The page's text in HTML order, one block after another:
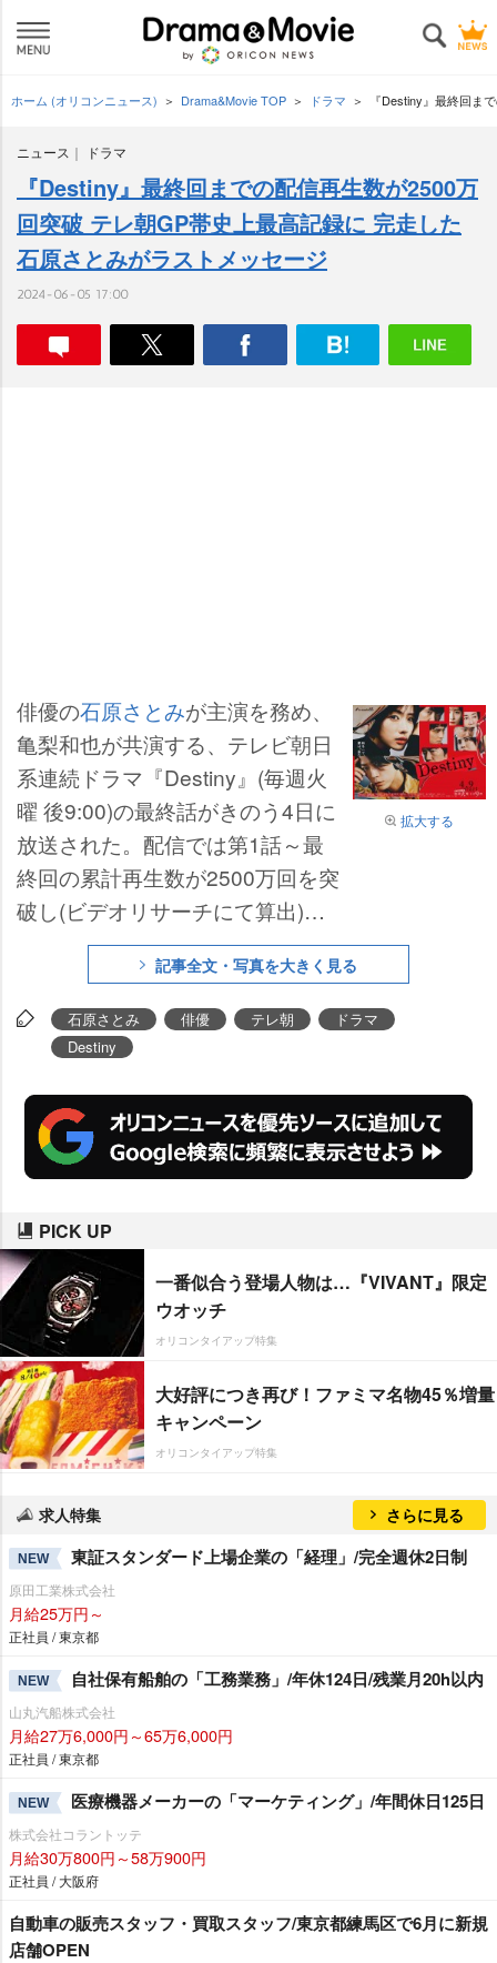
ホーム (オリコンニュース) Drama&Movie TOP ドラマ 『Destiny』最終回ま
ニュース ドラマ
『Destiny』最終回までの配信再生数が2500万
回突破 テレ朝GP帯史上最高記録に 完走した
石原さとみがラストメッセージ
2024-06-05 17:00
拡大する
俳優の石原さとみが主演を務め、
亀梨和也が共演する、テレビ朝日
系連続ドラマ『Destiny』(毎週火
曜 後9:00)の最終話がきのう4日に
放送された。配信では第1話～最
終回の累計再生数が2500万回を突
破し(ビデオリサーチにて算出)、
テレビ朝日のゴールデン・プライ
ム帯の配信史上最高記録を更新し
た。
記事全文・写真を大きく見る
石原さとみ 俳優 テレ朝
ドラマ
Destiny
PICK UP
一番似合う登場人物は…『VIVANT』限定
ウオッチ
オリコンタイアップ特集
大好評につき再び！ファミマ名物45％増量
キャンペーン
オリコンタイアップ特集
求人特集 さらに見る
NEW 東証スタンダード上場企業の「経理」/完全週休2日制
原田工業株式会社
月給25万円～
正社員 / 東京都
NEW 自社保有船舶の「工務業務」/年休124日/残業月20h以内
山丸汽船株式会社
月給27万6,000円～65万6,000円
正社員 / 東京都
NEW 医療機器メーカーの「マーケティング」/年間休日125日
株式会社コラントッテ
月給30万800円～58万900円
正社員 / 大阪府
自動車の販売スタッフ・買取スタッフ/東京都練馬区で6月に新規
店舗OPEN